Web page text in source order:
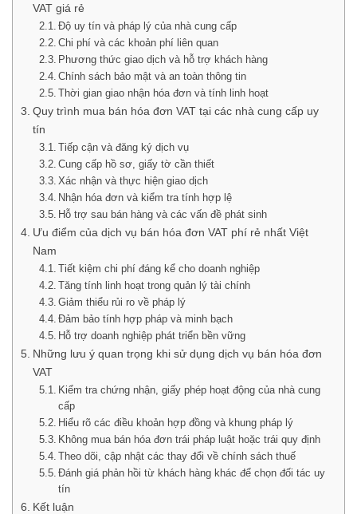
VAT giá rẻ
Độ uy tín và pháp lý của nhà cung cấp
Chi phí và các khoản phí liên quan
Phương thức giao dịch và hỗ trợ khách hàng
Chính sách bảo mật và an toàn thông tin
Thời gian giao nhận hóa đơn và tính linh hoạt
Quy trình mua bán hóa đơn VAT tại các nhà cung cấp uy
tín
Tiếp cận và đăng ký dịch vụ
Cung cấp hồ sơ, giấy tờ cần thiết
Xác nhận và thực hiện giao dịch
Nhận hóa đơn và kiểm tra tính hợp lệ
Hỗ trợ sau bán hàng và các vấn đề phát sinh
Ưu điểm của dịch vụ bán hóa đơn VAT phí rẻ nhất Việt
Nam
Tiết kiệm chi phí đáng kể cho doanh nghiệp
Tăng tính linh hoạt trong quản lý tài chính
Giảm thiểu rủi ro về pháp lý
Đảm bảo tính hợp pháp và minh bạch
Hỗ trợ doanh nghiệp phát triển bền vững
Những lưu ý quan trọng khi sử dụng dịch vụ bán hóa đơn
VAT
Kiểm tra chứng nhận, giấy phép hoạt động của nhà cung
cấp
Hiểu rõ các điều khoản hợp đồng và khung pháp lý
Không mua bán hóa đơn trái pháp luật hoặc trái quy định
Theo dõi, cập nhật các thay đổi về chính sách thuế
Đánh giá phản hồi từ khách hàng khác để chọn đối tác uy
tín
Kết luận